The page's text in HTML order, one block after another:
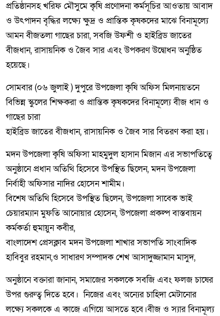
প্রতিষ্ঠানসহ খরিফ মৌসুমে কৃষি প্রণোদনা কর্মসূচির আওতায় আবাদ
ও উৎপাদন বৃদ্ধির লক্ষ্যে ক্ষুদ্র ও প্রান্তিক কৃষকদের মাঝে বিনামূল্যে
আমন বীজতলা গাছের চারা, সবজি উফশী ও হাইব্রিড জাতের
বীজধান, রাসায়নিক ও জৈব সার এবং উপকরণ উদ্বোধন অনুষ্ঠিত
হয়েছে।
সোমবার (০৬ জুলাই ) দুপুরে উপজেলা কৃষি অফিস মিলনায়তনে
বিভিন্ন স্কুলের শিক্ষকরা ও প্রান্তিক কৃষকদের বিনামূল্যে বীজ ধান ও
গাছের চারা
হাইব্রিড জাতের বীজধান, রাসায়নিক ও জৈব সার বিতরণ করা হয়।
মদন উপজেলা কৃষি অফিসা মাহমুদুল হাসান মিজান এর সভাপতিত্বে
অনুষ্ঠানে প্রধান অতিথি হিসেবে উপস্থিত ছিলেন, মদন উপজেলা
নির্বাহী অফিসার নাদির হোসেন শামীম।
বিশেষ অতিথি হিসেবে উপস্থিত ছিলেন, উপজেলা সাবেক ভাই
চেয়ারম্যান মুফতি আনোয়ার হোসেন, উপজেলা প্রকল্প বাস্তবায়ন
কর্মকর্তা হুমায়ুন কবীর,
বাংলাদেশ প্রেসক্লাব মদন উপজেলা শাখার সভাপতি সাংবাদিক
হাবিবুর রহমান,ও সাধারণ সম্পাদক শেখ আসাদুজ্জামান মাসুদ,
অনুষ্ঠানে বক্তারা জানান, সমাজের সকলকে সবজি এবং ফলজ চাষের
উপর গুরুত্ব দিতে হবে। নিজের এবং অন্যের চাহিদা মেটানোর
লক্ষ্যে সকলকে এ কাজে এগিয়ে আসতে হবে।বীজ ও স্যার বিনামূল্য